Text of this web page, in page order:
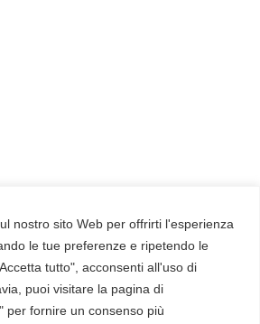
nostro sito Web per offrirti l'esperienza
le tue preferenze e ripetendo le
tutto", acconsenti all'uso di
puoi visitare la pagina di
per fornire un consenso più